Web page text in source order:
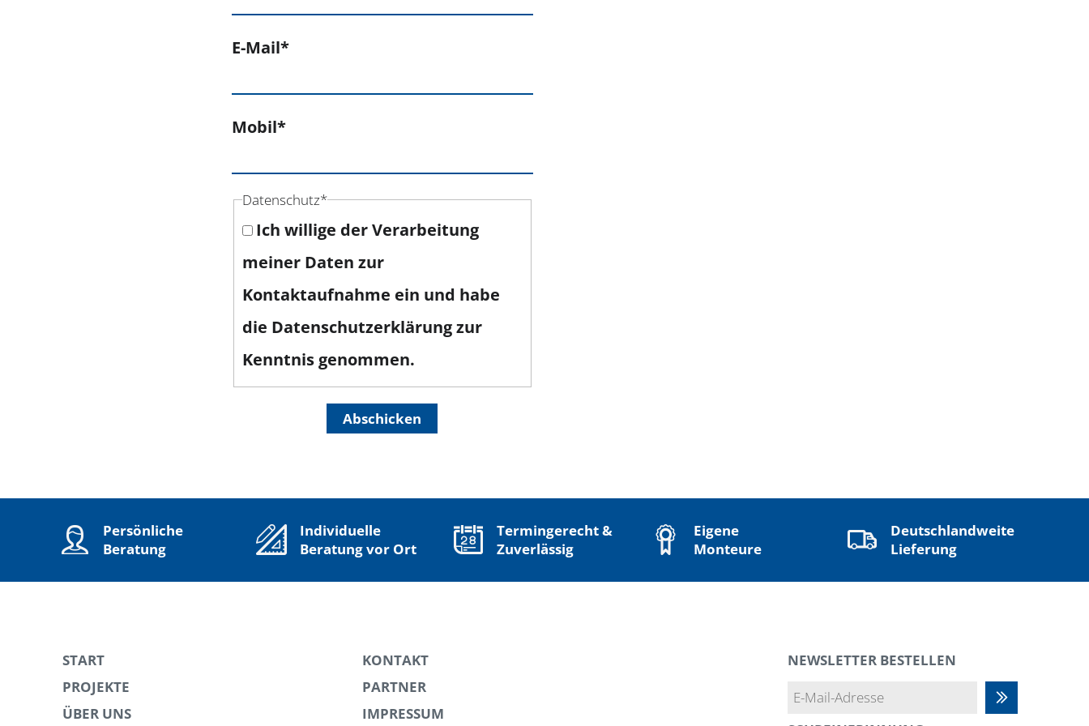
E-Mail*
Mobil*
Datenschutz*
Ich willige der Verarbeitung
meiner Daten zur
Kontaktaufnahme ein und habe
die Datenschutzerklärung zur
Kenntnis genommen.
Abschicken
Persönliche
Beratung
Individuelle
Beratung vor Ort
Termingerecht &
Zuverlässig
Eigene
Monteure
Deutschlandweite
Lieferung
START
PROJEKTE
ÜBER UNS
KONTAKT
PARTNER
IMPRESSUM
NEWSLETTER BESTELLEN
Abonnieren